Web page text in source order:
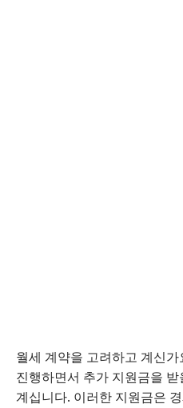
월세 계약을 고려하고 계신
진행하면서 추가 지원금을
계십니다. 이러한 지원금은